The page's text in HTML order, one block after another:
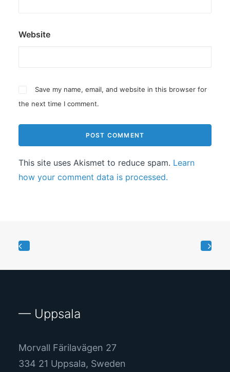
Website
Save my name, email, and website in this browser for
the next time I comment.
This site uses Akismet to reduce spam. Learn
how your comment data is processed.
— Uppsala
Morvall Färilavägen 27
334 21 Uppsala, Sweden